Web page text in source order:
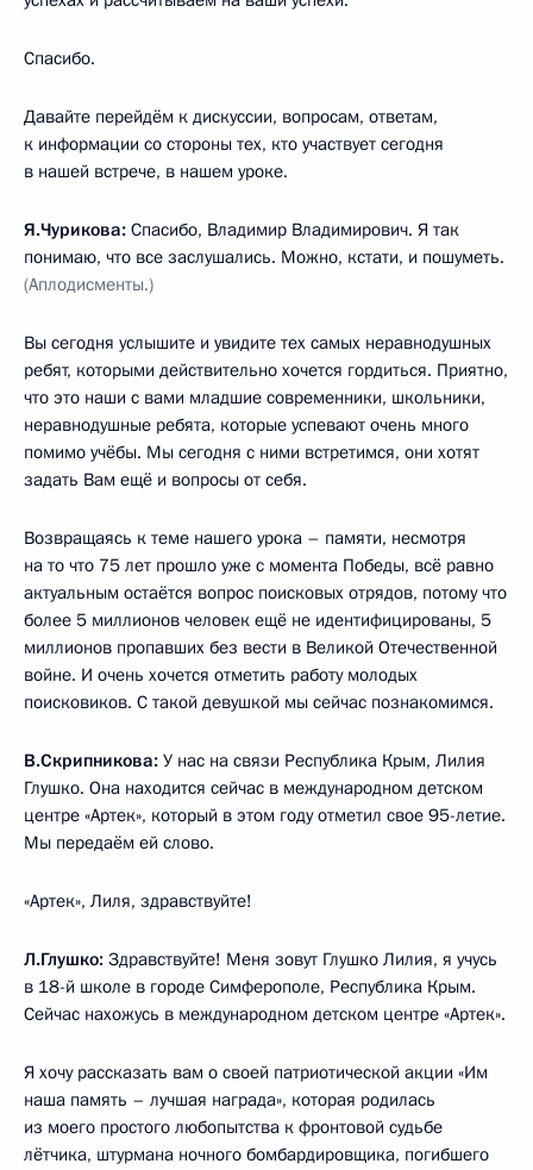
Спасибо.
Давайте перейдём к дискуссии, вопросам, ответам,
к информации со стороны тех, кто участвует сегодня
в нашей встрече, в нашем уроке.
Я.Чурикова: Спасибо, Владимир Владимирович. Я так
понимаю, что все заслушались. Можно, кстати, и пошуметь.
(Аплодисменты.)
Вы сегодня услышите и увидите тех самых неравнодушных
ребят, которыми действительно хочется гордиться. Приятно,
что это наши с вами младшие современники, школьники,
неравнодушные ребята, которые успевают очень много
помимо учёбы. Мы сегодня с ними встретимся, они хотят
задать Вам ещё и вопросы от себя.
Возвращаясь к теме нашего урока – памяти, несмотря
на то что 75 лет прошло уже с момента Победы, всё равно
актуальным остаётся вопрос поисковых отрядов, потому что
более 5 миллионов человек ещё не идентифицированы, 5
миллионов пропавших без вести в Великой Отечественной
войне. И очень хочется отметить работу молодых
поисковиков. С такой девушкой мы сейчас познакомимся.
В.Скрипникова: У нас на связи Республика Крым, Лилия
Глушко. Она находится сейчас в международном детском
центре «Артек», который в этом году отметил свое 95-летие.
Мы передаём ей слово.
«Артек», Лиля, здравствуйте!
Л.Глушко: Здравствуйте! Меня зовут Глушко Лилия, я учусь
в 18-й школе в городе Симферополе, Республика Крым.
Сейчас нахожусь в международном детском центре «Артек».
Я хочу рассказать вам о своей патриотической акции «Им
наша память – лучшая награда», которая родилась
из моего простого любопытства к фронтовой судьбе
лётчика, штурмана ночного бомбардировщика, погибшего